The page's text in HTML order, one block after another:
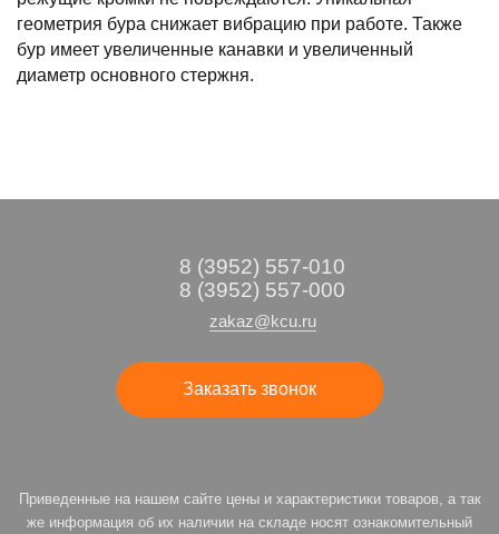
геометрия бура снижает вибрацию при работе. Также
бур имеет увеличенные канавки и увеличенный
диаметр основного стержня.
8 (3952) 557-010
8 (3952) 557-000
zakaz@kcu.ru
Заказать звонок
Приведенные на нашем сайте цены и характеристики товаров, а так
же информация об их наличии на складе носят ознакомительный